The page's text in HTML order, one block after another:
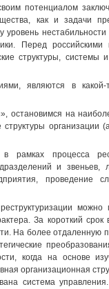
потенциалом
как и задачи
Перед российскими
структуры,
являются в
остановимся на
организации
процесса
и звеньев,
проведение
можно
За короткий
На более отдаленную
когда на основе
организационная
система